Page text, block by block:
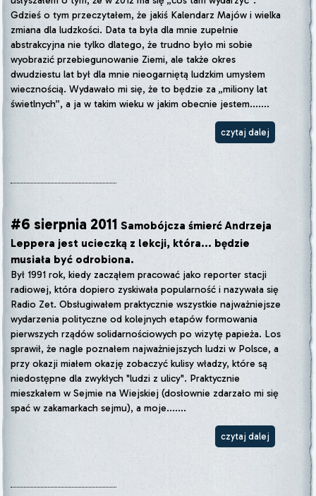
Gdzieś o tym przeczytałem, że jakiś Kalendarz Majów i wielka
zmiana dla ludzkości. Data ta była dla mnie zupełnie
abstrakcyjna nie tylko dlatego, że trudno było mi sobie
wyobrazić przebiegunowanie Ziemi, ale także okres
dwudziestu lat był dla mnie nieogarniętą ludzkim umysłem
wiecznością. Wydawało mi się, że to będzie za „miliony lat
świetlnych”, a ja w takim wieku w jakim obecnie jestem.......
czytaj dalej
#6 sierpnia 2011 Samobójcza śmierć Andrzeja
Leppera jest ucieczką z lekcji, która... będzie
musiała być odrobiona.
Był 1991 rok, kiedy zacząłem pracować jako reporter stacji
radiowej, która dopiero zyskiwała popularność i nazywała się
Radio Zet. Obsługiwałem praktycznie wszystkie najważniejsze
wydarzenia polityczne od kolejnych etapów formowania
pierwszych rządów solidarnościowych po wizytę papieża. Los
sprawił, że nagle poznałem najważniejszych ludzi w Polsce, a
przy okazji miałem okazję zobaczyć kulisy władzy, które są
niedostępne dla zwykłych "ludzi z ulicy". Praktycznie
mieszkałem w Sejmie na Wiejskiej (dosłownie zdarzało mi się
spać w zakamarkach sejmu), a moje.......
czytaj dalej